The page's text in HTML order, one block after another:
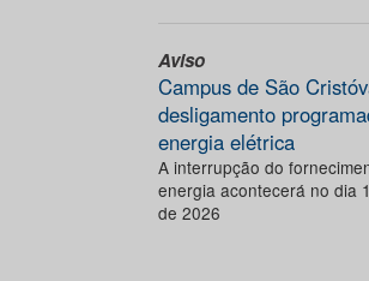
Aviso
Campus de São
desligamento
energia elétrica
A interrupção do
energia acontecerá no dia
de 2026